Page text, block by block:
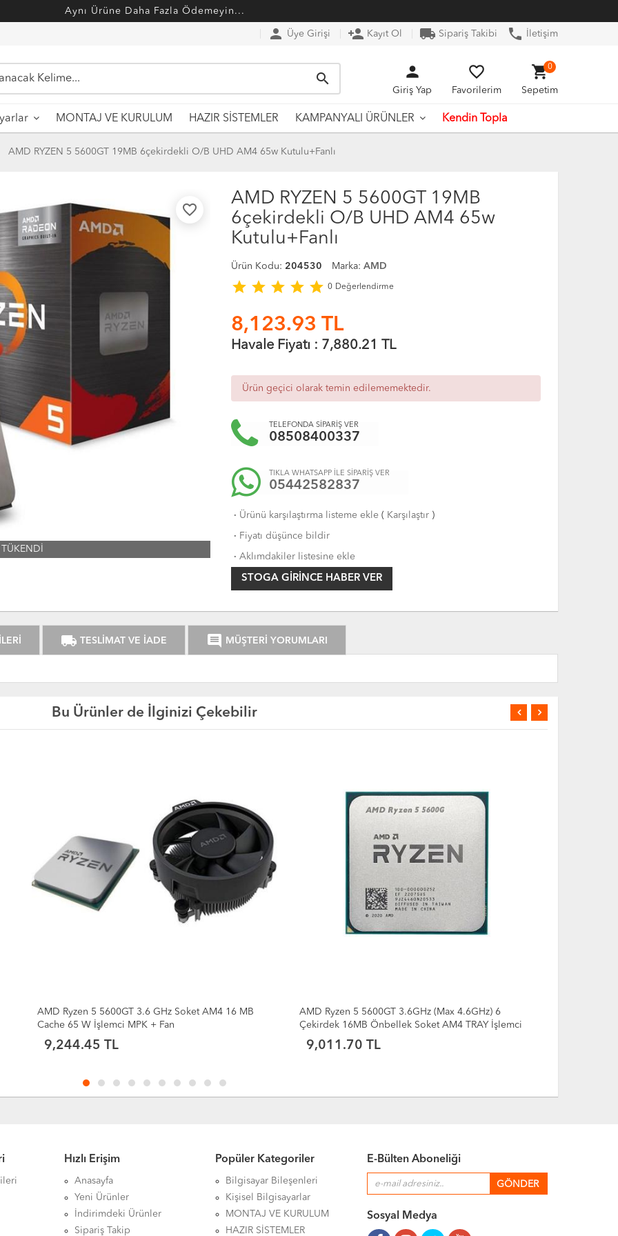
Aynı Ürüne Daha Fazla Ödemeyin...
person Üye Girişi person_add Kayıt Ol local_shipping Sipariş Takibi phone İletişim
search person
Giriş Yap
favorite_border
Favorilerim
shopping_cart
Sepetim
0
MONTAJ VE KURULUM HAZIR SİSTEMLER KAMPANYALI ÜRÜNLER Kendin Topla
AMD RYZEN 5 5600GT 19MB 6çekirdekli O/B UHD AM4 65w Kutulu+Fanlı
favorite_border
TÜKENDİ
AMD RYZEN 5 5600GT 19MB
6çekirdekli O/B UHD AM4 65w
Kutulu+Fanlı
Ürün Kodu: 204530 Marka: AMD
star star star star star 0 Değerlendirme
8,123.93 TL
Havale Fiyatı : 7,880.21 TL
Ürün geçici olarak temin edilememektedir.
TELEFONDA SİPARİŞ VER
08508400337
TIKLA WHATSAPP İLE SİPARİŞ VER
05442582837
· Ürünü karşılaştırma listeme ekle( Karşılaştır)
· Fiyatı düşünce bildir
· Aklımdakiler listesine ekle
STOGA GIRINCE HABER VER
local_shipping TESLİMAT VE İADE comment MÜŞTERİ YORUMLARI
Bu Ürünler de İlginizi Çekebilir
AM4 16 MB
AMD Ryzen 5 5600GT 3.6GHz (Max 4.6GHz) 6
Çekirdek 16MB Önbellek Soket AM4 TRAY İşlemci
AMD RYZEN 7 7700 3.80GHZ TRAY 100-000000592
Hızlı Erişim
Anasayfa
Yeni Ürünler
İndirimdeki Ürünler
Sipariş Takip
Popüler Kategoriler
Bilgisayar Bileşenleri
Kişisel Bilgisayarlar
MONTAJ VE KURULUM
HAZIR SİSTEMLER
E-Bülten Aboneliği
Sosyal Medya